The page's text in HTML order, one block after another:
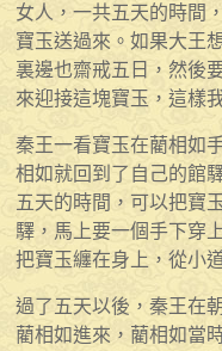
女人，一共五天的時間
寶玉送過來。如果大王
裏邊也齋戒五日，然後
來迎接這塊寶玉，這樣
秦王一看寶玉在藺相如
相如就回到了自己的館
五天的時間，可以把寶
驛，馬上要一個手下穿
把寶玉纏在身上，從小
過了五天以後，秦王在
藺相如進來，藺相如當